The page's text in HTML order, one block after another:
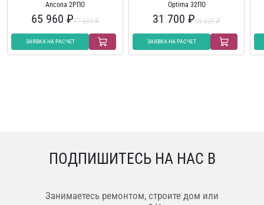
Ancona 2РПО
65 960 ₽77 600 ₽
ЗАЯВКА НА РАСЧЕТ
Optima 32ПО
31 700 ₽39 630 ₽
ЗАЯВКА НА РАСЧЕТ
ПОДПИШИТЕСЬ НА НАС В
Занимаетесь ремонтом, строите дом или